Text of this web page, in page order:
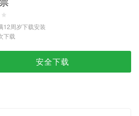
12周岁下载安装
下载
安全下载